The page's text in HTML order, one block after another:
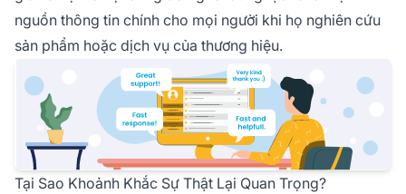
nguồn thông tin chính cho mọi người khi họ nghiên cứu
sản phẩm hoặc dịch vụ của thương hiệu.
Tại Sao Khoảnh Khắc Sự Thật Lại Quan Trọng?